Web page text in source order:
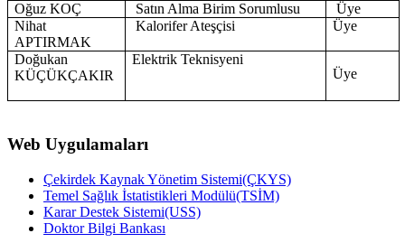
Oğuz KOÇ Satın Alma Birim Sorumlusu
Üye
Nihat
APTIRMAK
Kalorifer Ateşçisi Üye
Doğukan
KÜÇÜKÇAKIR
Elektrik Teknisyeni
Üye
Web Uygulamaları
Çekirdek Kaynak Yönetim Sistemi(ÇKYS)
Temel Sağlık İstatistikleri Modülü(TSİM)
Karar Destek Sistemi(USS)
Doktor Bilgi Bankası